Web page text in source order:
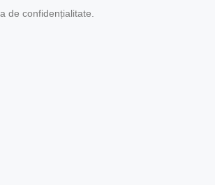
de confidențialitate.